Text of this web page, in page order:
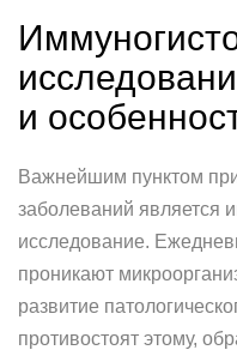
и
Важнейшим пунктом
заболеваний является
исследование.
проникают
развитие
противостоят этому,